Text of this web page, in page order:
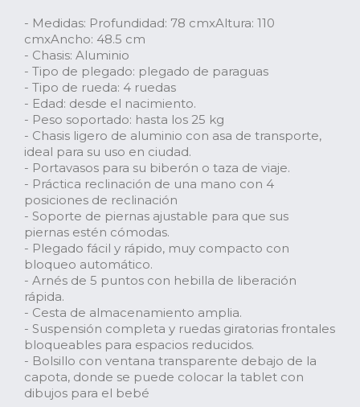
- Medidas: Profundidad: 78 cmxAltura: 110
cmxAncho: 48.5 cm
- Chasis: Aluminio
- Tipo de plegado: plegado de paraguas
- Tipo de rueda: 4 ruedas
- Edad: desde el nacimiento.
- Peso soportado: hasta los 25 kg
- Chasis ligero de aluminio con asa de transporte,
ideal para su uso en ciudad.
- Portavasos para su biberón o taza de viaje.
- Práctica reclinación de una mano con 4
posiciones de reclinación
- Soporte de piernas ajustable para que sus
piernas estén cómodas.
- Plegado fácil y rápido, muy compacto con
bloqueo automático.
- Arnés de 5 puntos con hebilla de liberación
rápida.
- Cesta de almacenamiento amplia.
- Suspensión completa y ruedas giratorias frontales
bloqueables para espacios reducidos.
- Bolsillo con ventana transparente debajo de la
capota, donde se puede colocar la tablet con
dibujos para el bebé